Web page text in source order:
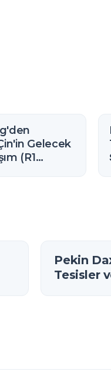
Gelecek
(R1
Pekin
Tesisler